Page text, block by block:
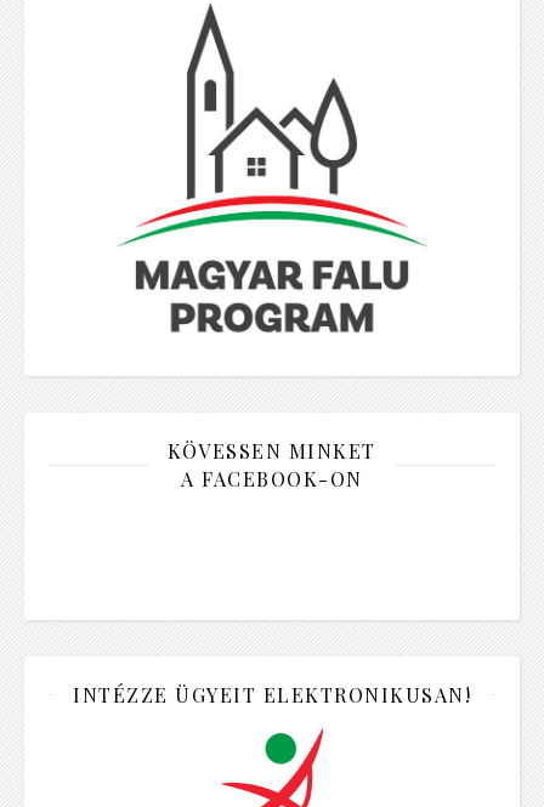
KÖVESSEN MINKET
A FACEBOOK-ON
INTÉZZE ÜGYEIT ELEKTRONIKUSAN!